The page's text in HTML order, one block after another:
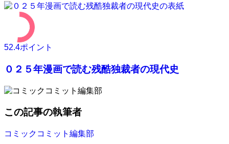
52.4ポイント
０２５年漫画で読む残酷独裁者の現代史
この記事の執筆者
コミックコミット編集部